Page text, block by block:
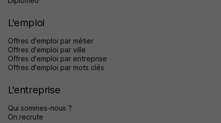
L'emploi
Offres d'emploi par métier
Offres d'emploi par ville
Offres d'emploi par entreprise
Offres d'emploi par mots clés
L'entreprise
Qui sommes-nous ?
On recrute